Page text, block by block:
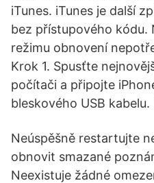
iTunes. iTunes je další
bez přístupového kódu.
režimu obnovení
Krok 1. Spusťte
počítači a připojte
bleskového USB kabelu.
Neúspěšně restartujte
obnovit smazané
Neexistuje žádné